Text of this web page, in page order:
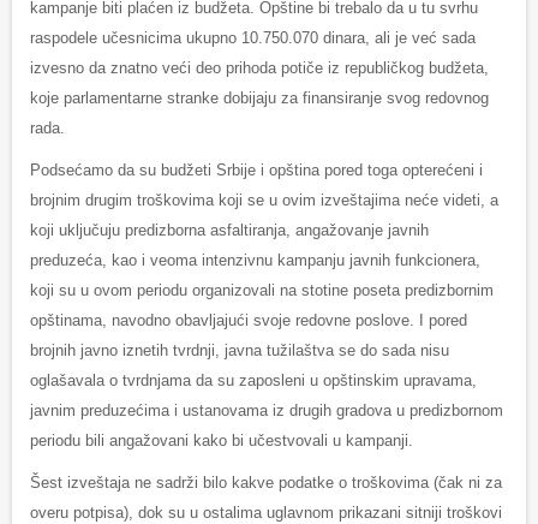
kampanje biti plaćen iz budžeta. Opštine bi trebalo da u tu svrhu
raspodele učesnicima ukupno 10.750.070 dinara, ali je već sada
izvesno da znatno veći deo prihoda potiče iz republičkog budžeta,
koje parlamentarne stranke dobijaju za finansiranje svog redovnog
rada.
Podsećamo da su budžeti Srbije i opština pored toga opterećeni i
brojnim drugim troškovima koji se u ovim izveštajima neće videti, a
koji uključuju predizborna asfaltiranja, angažovanje javnih
preduzeća, kao i veoma intenzivnu kampanju javnih funkcionera,
koji su u ovom periodu organizovali na stotine poseta predizbornim
opštinama, navodno obavljajući svoje redovne poslove. I pored
brojnih javno iznetih tvrdnji, javna tužilaštva se do sada nisu
oglašavala o tvrdnjama da su zaposleni u opštinskim upravama,
javnim preduzećima i ustanovama iz drugih gradova u predizbornom
periodu bili angažovani kako bi učestvovali u kampanji.
Šest izveštaja ne sadrži bilo kakve podatke o troškovima (čak ni za
overu potpisa), dok su u ostalima uglavnom prikazani sitniji troškovi